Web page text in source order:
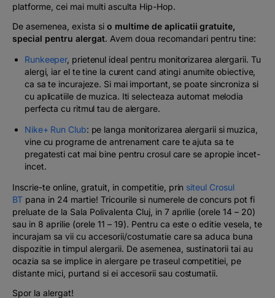
platforme, cei mai multi asculta Hip-Hop.
De asemenea, exista si o multime de aplicatii gratuite,
special pentru alergat. Avem doua recomandari pentru tine:
Runkeeper, prietenul ideal pentru monitorizarea alergarii. Tu
alergi, iar el te tine la curent cand atingi anumite obiective,
ca sa te incurajeze. Si mai important, se poate sincroniza si
cu aplicatiile de muzica. Iti selecteaza automat melodia
perfecta cu ritmul tau de alergare.
Nike+ Run Club: pe langa monitorizarea alergarii si muzica,
vine cu programe de antrenament care te ajuta sa te
pregatesti cat mai bine pentru crosul care se apropie incet-
incet.
Inscrie-te online, gratuit, in competitie, prin siteul Crosul
BTpana in 24 martie! Tricourile si numerele de concurs pot fi
preluate de la Sala Polivalenta Cluj, in 7 aprilie (orele 14 – 20)
sau in 8 aprilie (orele 11 – 19). Pentru ca este o editie vesela, te
incurajam sa vii cu accesorii/costumatie care sa aduca buna
dispozitie in timpul alergarii. De asemenea, sustinatorii tai au
ocazia sa se implice in alergare pe traseul competitiei, pe
distante mici, purtand si ei accesorii sau costumatii.
Spor la alergat!